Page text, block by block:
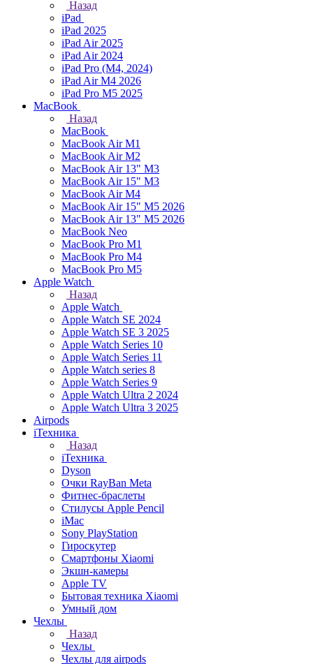
Назад
iPad
iPad 2025
iPad Air 2025
iPad Air 2024
iPad Pro (M4, 2024)
iPad Air M4 2026
iPad Pro M5 2025
MacBook
Назад
MacBook
MacBook Air M1
MacBook Air M2
MacBook Air 13" M3
MacBook Air 15" M3
MacBook Air M4
MacBook Air 15" М5 2026
MacBook Air 13" М5 2026
MacBook Neo
MacBook Pro M1
MacBook Pro M4
MacBook Pro M5
Apple Watch
Назад
Apple Watch
Apple Watch SE 2024
Apple Watch SE 3 2025
Apple Watch Series 10
Apple Watch Series 11
Apple Watch series 8
Apple Watch Series 9
Apple Watch Ultra 2 2024
Apple Watch Ultra 3 2025
Airpods
iТехника
Назад
iТехника
Dyson
Очки RayBan Meta
Фитнес-браслеты
Стилусы Apple Pencil
iMac
Sony PlayStation
Гироскутер
Смартфоны Xiaomi
Экшн-камеры
Apple TV
Бытовая техника Xiaomi
Умный дом
Чехлы
Назад
Чехлы
Чехлы для airpods